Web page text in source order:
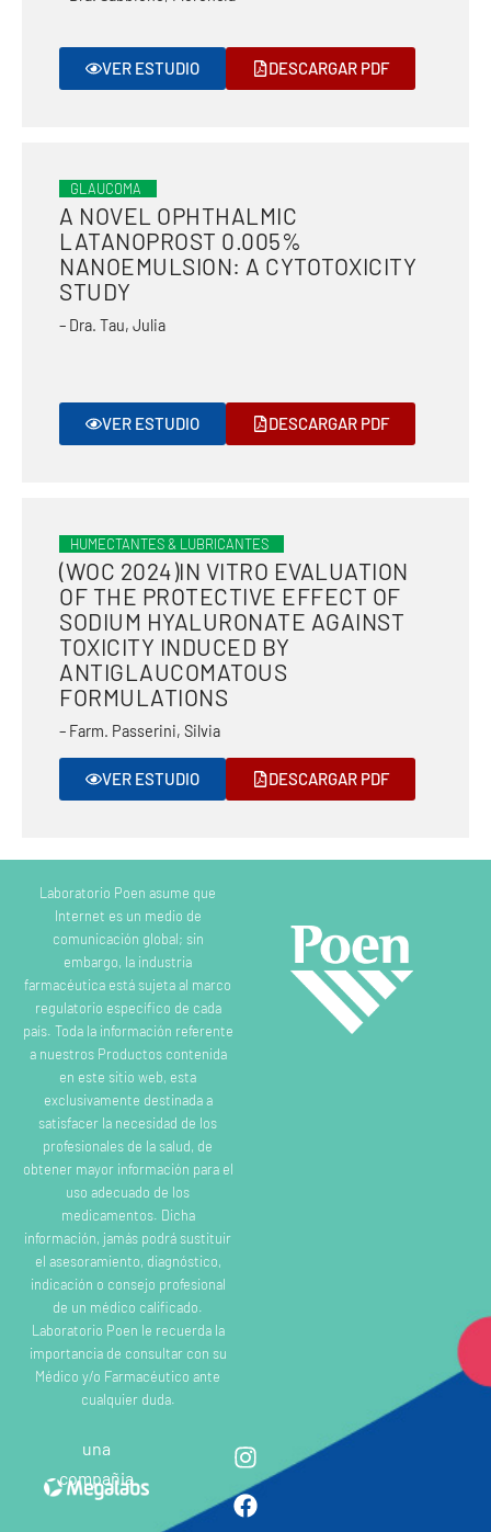
VER ESTUDIO DESCARGAR PDF
GLAUCOMA
A NOVEL OPHTHALMIC
LATANOPROST 0.005%
NANOEMULSION: A CYTOTOXICITY
STUDY
– Dra. Tau, Julia
VER ESTUDIO DESCARGAR PDF
HUMECTANTES & LUBRICANTES
(WOC 2024)IN VITRO EVALUATION
OF THE PROTECTIVE EFFECT OF
SODIUM HYALURONATE AGAINST
TOXICITY INDUCED BY
ANTIGLAUCOMATOUS
FORMULATIONS
– Farm. Passerini, Silvia
VER ESTUDIO DESCARGAR PDF
Laboratorio Poen asume que
Internet es un medio de
comunicación global; sin
embargo, la industria
farmacéutica está sujeta al marco
regulatorio específico de cada
país. Toda la información referente
a nuestros Productos contenida
en este sitio web, esta
exclusivamente destinada a
satisfacer la necesidad de los
profesionales de la salud, de
obtener mayor información para el
uso adecuado de los
medicamentos. Dicha
información, jamás podrá sustituir
el asesoramiento, diagnóstico,
indicación o consejo profesional
de un médico calificado.
Laboratorio Poen le recuerda la
importancia de consultar con su
Médico y/o Farmacéutico ante
cualquier duda.
una
compañia